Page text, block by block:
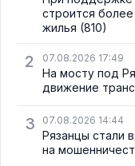
строится
жилья (810)
2 07.08.2026 17:49
На мосту под
движение
3 07.08.2026 14:44
Рязанцы стали
на